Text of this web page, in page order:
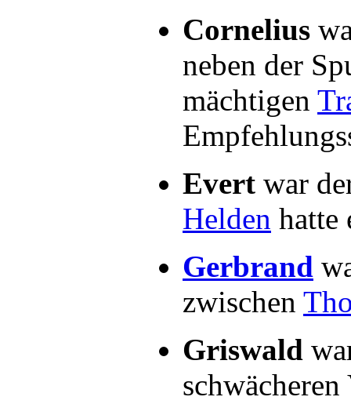
Cornelius
neben der
mächtigen
Evert war
Helden hatte
Gerbrand
zwischen
Griswald